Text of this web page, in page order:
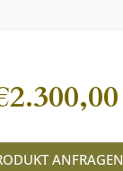
2.300,00
ANFRAGEN